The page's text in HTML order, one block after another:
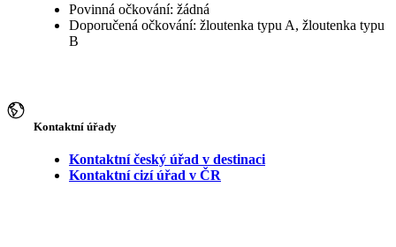
Povinná očkování: žádná
Doporučená očkování: žloutenka typu A, žloutenka typu
B
Kontaktní úřady
Kontaktní český úřad v destinaci
Kontaktní cizí úřad v ČR